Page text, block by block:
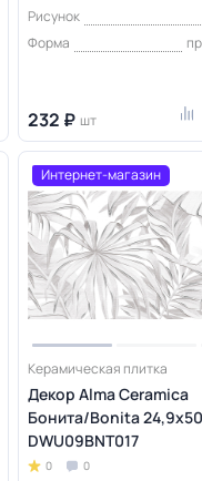
Рисунок
Форма
232 ₽ шт
Интернет-магазин
Керамическая плитка
Декор Alma Ceramica
Бонита/Bonita
DWU09BNT017
0 0